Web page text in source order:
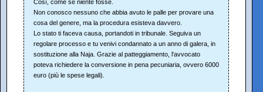
Così, come se niente fosse.
Non conosco nessuno che abbia avuto le palle per provare una
cosa del genere, ma la procedura esisteva davvero.
Lo stato ti faceva causa, portandoti in tribunale. Seguiva un
regolare processo e tu venivi condannato a un anno di galera, in
sostituzione alla Naja. Grazie al patteggiamento, l'avvocato
poteva richiedere la conversione in pena pecuniaria, ovvero 6000
euro (più le spese legali).